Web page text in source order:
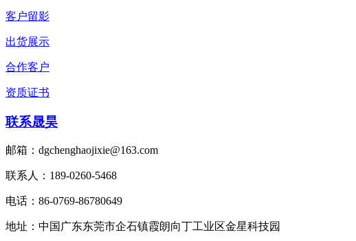
客户留影
出货展示
合作客户
资质证书
联系晟昊
邮箱：dgchenghaojixie@163.com
联系人：189-0260-5468
电话：86-0769-86780649
地址：中国广东东莞市企石镇霞朗向丁工业区金星科技园